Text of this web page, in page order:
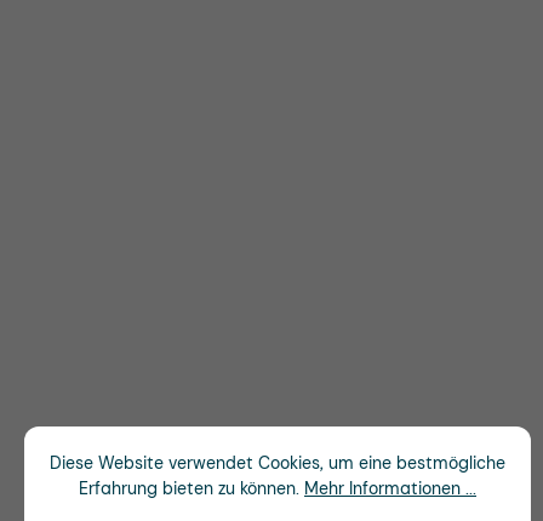
Diese Website verwendet Cookies, um eine bestmögliche
Erfahrung bieten zu können. Mehr Informationen ...